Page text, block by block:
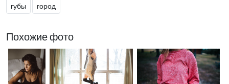
губы город
Похожие фото